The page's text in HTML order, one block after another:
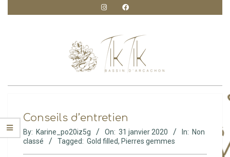
TIK
TIK
CRÉATION
MenuConseils d’entretien
By: Karine_po20iz5g On: 31 janvier 2020 In: Non
classé
Tagged: Gold filled, Pierres gemmes